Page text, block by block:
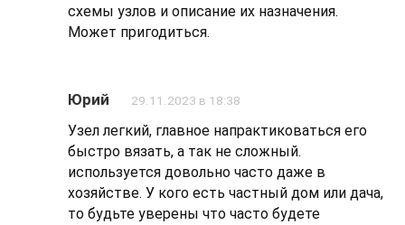
схемы узлов и описание их назначения.
Может пригодиться.
Юрий 29.11.2023 в 18:38
Узел легкий, главное напрактиковаться его
быстро вязать, а так не сложный.
используется довольно часто даже в
хозяйстве. У кого есть частный дом или дача,
то будьте уверены что часто будете